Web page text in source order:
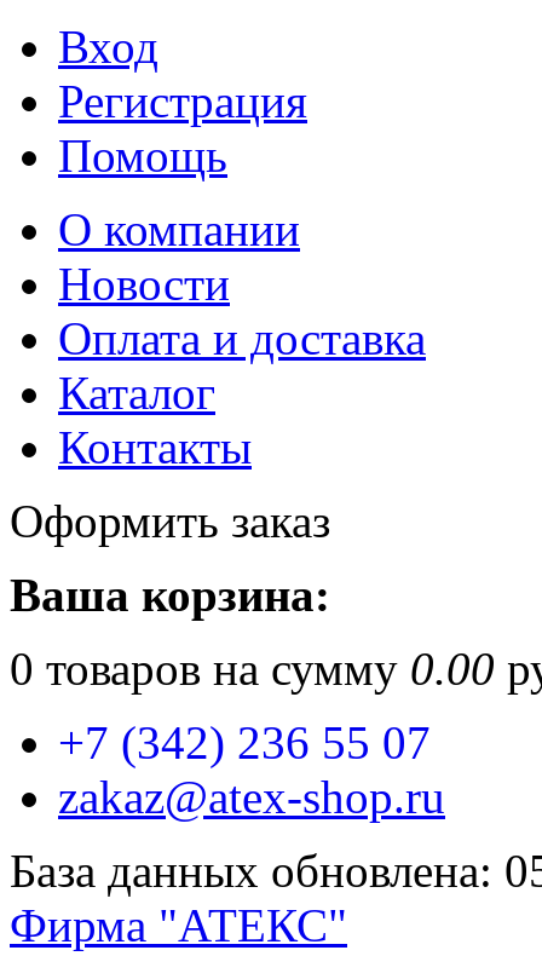
Вход
Регистрация
Помощь
О компании
Новости
Оплата и доставка
Каталог
Контакты
Оформить заказ
Ваша корзина:
0 товаров на сумму 0.00
+7 (342) 236 55 07
zakaz@atex-shop.ru
База данных обновлена:
Фирма "АТЕКС"